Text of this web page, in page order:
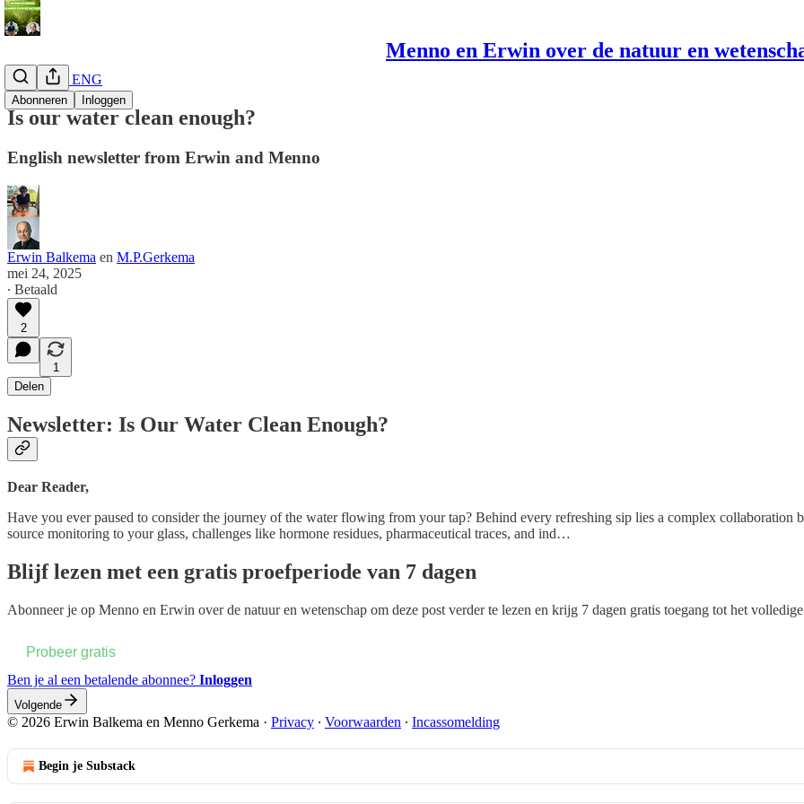
Menno en Erwin over de natuur en
Abonneren Inloggen
Newsletter ENG
Is our water clean enough?
English newsletter from Erwin and Menno
Erwin Balkema en M.P.Gerkema
mei 24, 2025
∙ Betaald
2
1
Delen
Newsletter: Is Our Water Clean Enough?
Dear Reader,
Have you ever paused to consider the journey of the water flowing from your tap? Behind every refreshing sip lies a complex collaboration
source monitoring to your glass, challenges like hormone residues, pharmaceutical traces, and ind…
Blijf lezen met een gratis proefperiode van 7 dagen
Abonneer je op Menno en Erwin over de natuur en wetenschap om deze post verder te lezen en krijg 7 dagen gratis toegang tot het
Probeer gratis
Ben je al een betalende abonnee? Inloggen
Volgende
© 2026 Erwin Balkema en Menno Gerkema · Privacy ∙ Voorwaarden ∙ Incassomelding
Begin je Substack